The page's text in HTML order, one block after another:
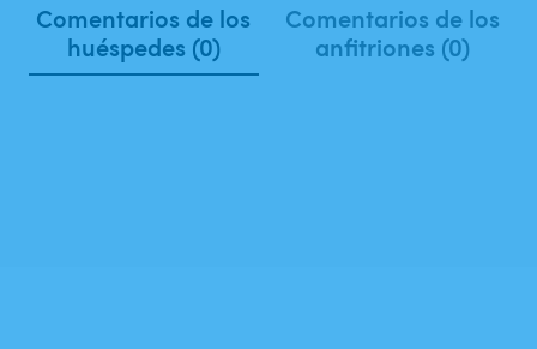
Comentarios de los
huéspedes (0)
Comentarios de los
anfitriones (0)